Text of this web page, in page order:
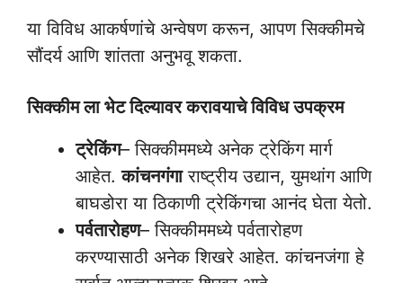
या विविध आकर्षणांचे अन्वेषण करून, आपण सिक्कीमचे
सौंदर्य आणि शांतता अनुभवू शकता.
सिक्कीम ला भेट दिल्यावर करावयाचे विविध उपक्रम
ट्रेकिंग– सिक्कीममध्ये अनेक ट्रेकिंग मार्ग
आहेत.कांचनगंगाराष्ट्रीय उद्यान, युमथांग आणि
बाघडोरा या ठिकाणी ट्रेकिंगचा आनंद घेता येतो.
पर्वतारोहण– सिक्कीममध्ये पर्वतारोहण
करण्यासाठी अनेक शिखरे आहेत. कांचनजंगा हे